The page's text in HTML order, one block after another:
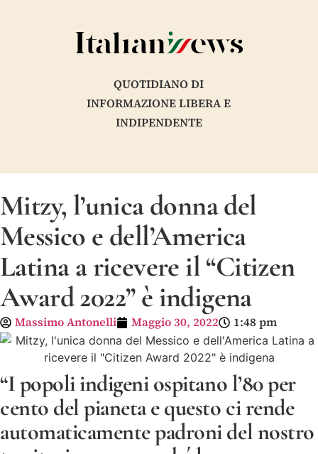
QUOTIDIANO DI
INFORMAZIONE LIBERA E
INDIPENDENTE
Mitzy, l’unica donna del
Messico e dell’America
Latina a ricevere il “Citizen
Award 2022” è indigena
Massimo Antonelli Maggio 30, 2022 1:48 pm
“I popoli indigeni ospitano l’80 per
cento del pianeta e questo ci rende
automaticamente padroni del nostro